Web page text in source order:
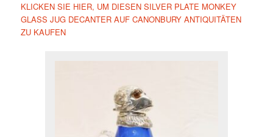
KLICKEN SIE HIER, UM DIESEN SILVER PLATE MONKEY
GLASS JUG DECANTER AUF CANONBURY ANTIQUITÄTEN
ZU KAUFEN